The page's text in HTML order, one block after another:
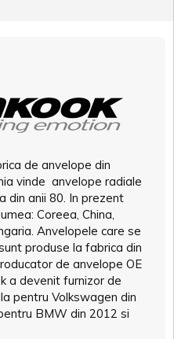
de anvelope din
vinde anvelope radiale
din anii 80. In prezent
Coreea, China,
Anvelopele care se
produse la fabrica din
de anvelope OE
a devenit furnizor de
pentru Volkswagen din
BMW din 2012 si